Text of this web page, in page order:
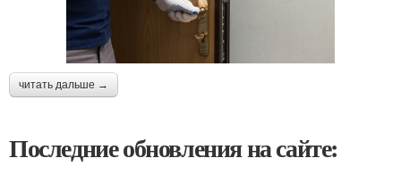
читать дальше →
Последние обновления на сайте: